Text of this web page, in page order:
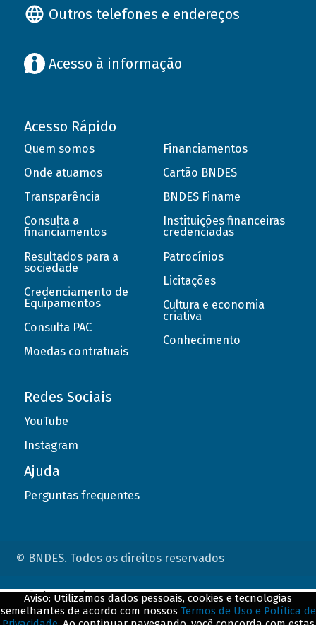
Outros telefones e endereços
Acesso à informação
Acesso Rápido
Quem somos
Onde atuamos
Transparência
Consulta a
financiamentos
Resultados para a
sociedade
Credenciamento de
Equipamentos
Consulta PAC
Moedas contratuais
Financiamentos
Cartão BNDES
BNDES Finame
Instituições financeiras
credenciadas
Patrocínios
Licitações
Cultura e economia
criativa
Conhecimento
Redes Sociais
YouTube
Instagram
Ajuda
Perguntas frequentes
© BNDES. Todos os direitos reservados
Aviso: Utilizamos dados pessoais, cookies e tecnologias
semelhantes de acordo com nossos Termos de Uso e Política de
ConteÃºdo complementar
${title}${badge}